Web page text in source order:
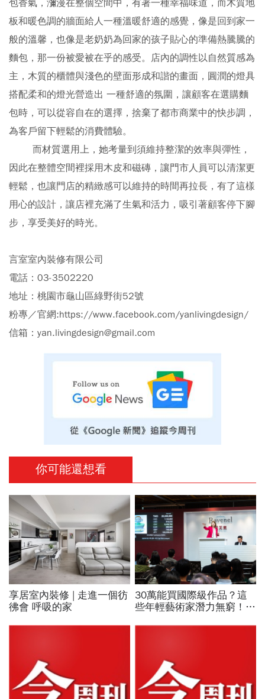
包香氣，瀰漫在整個空間中，有著一種幸福味道，而木質地
板和暖色調的牆面給人一種溫暖舒適的感覺，像是回到家一
般的溫馨，也像是老奶奶為回家的孩子貼心的準備熱騰騰的
麵包，那一份被愛被在乎的感受。店內的調性以自然質感為
主，木質的櫃體與淺色的壁面形成和諧的畫面，圓潤的燈具
搭配柔和的燈光營造出 一種舒適的氛圍，讓顧客在選購麵
包時，可以從容自在的選擇，捨棄了都市商業中的快步調，
為客戶留下輕鬆的消費體驗。
而材質選用上，她考量到須維持整潔的效率與彈性，
因此在整體空間裡採用木皮和磁磚，讓門市人員可以清潔更
輕鬆，也讓門店的精緻感可以維持的時間再拉長，有了這樣
用心的設計，讓店裡充滿了生氣和活力，吸引著顧客停下腳
步，享受美好的時光。
言室室內裝修有限公司
電話：03-3502220
地址：桃園市龜山區綠野街52號
粉專／官網:https://www.facebook.com/yanlivingdesign/
信箱：yan.livingdesign@gmail.com
你可能還想看
享居室內裝修 | 走進一個彷
彿會 呼吸的家
30萬能買國際級作品？這
些年輕藝術家潛力無窮！羅